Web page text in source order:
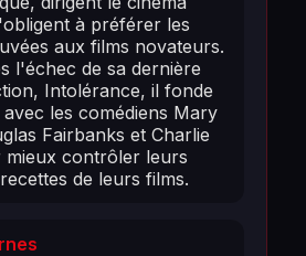
à préférer les
aux films novateurs.
l'échec de sa dernière
Intolérance, il fonde
les comédiens Mary
Fairbanks et Charlie
mieux contrôler leurs
de leurs films.